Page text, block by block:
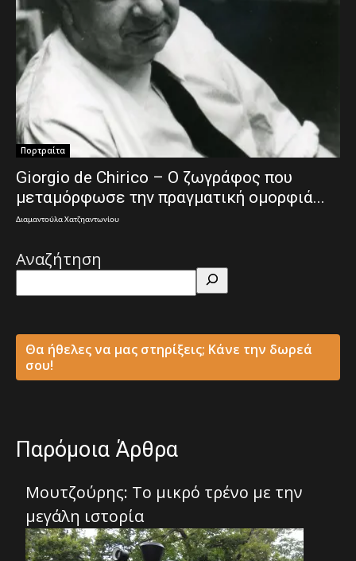
Πορτραίτα
Giorgio de Chirico – Ο ζωγράφος που
μεταμόρφωσε την πραγματική ομορφιά...
Διαμαντούλα Χατζηαντωνίου
Αναζήτηση
Θα ήθελες να μας στηρίξεις; Κάνε την δωρεά
σου!
Παρόμοια Άρθρα
Μουτζούρης: Το μικρό τρένο με την
μεγάλη ιστορία